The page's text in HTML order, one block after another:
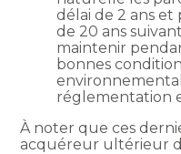
délai de 2 ans
de 20 ans
maintenir
bonnes
réglementation
À noter que ces
acquéreur ultérieur